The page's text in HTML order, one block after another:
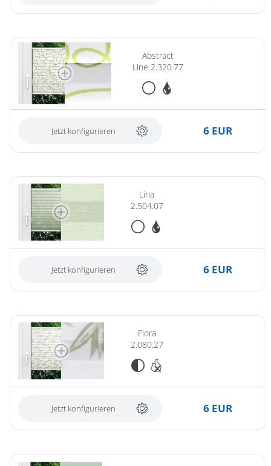
Abstract
Line 2.320.77
Jetzt konfigurieren 6 EUR
Lina
2.504.07
Jetzt konfigurieren 6 EUR
Flora
2.080.27
Jetzt konfigurieren 6 EUR